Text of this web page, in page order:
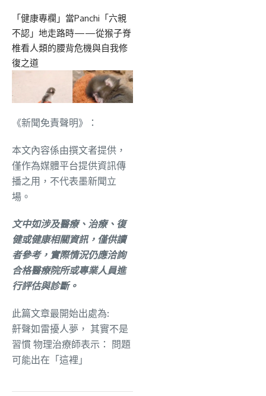
《新聞免責聲明》：
本文內容係由撰文者提供，
僅作為媒體平台提供資訊傳
播之用，不代表墨新聞立
場。
文中如涉及醫療、治療、復
健或健康相關資訊，僅供讀
者參考，實際情況仍應洽詢
合格醫療院所或專業人員進
行評估與診斷。
此篇文章最開始出處為:
鼾聲如雷擾人夢， 其實不是
習慣 物理治療師表示： 問題
可能出在「這裡」